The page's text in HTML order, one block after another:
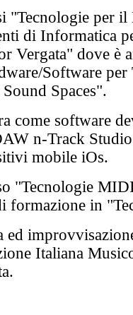
"Tecnologie per
di Informatica
Vergata" dove è
Software
Spaces".
come software
n-Track
mobile iOs.
"Tecnologie
formazione in
Italiana